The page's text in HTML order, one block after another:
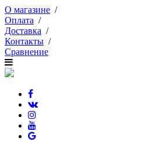
О магазине /
Оплата /
Доставка /
Контакты /
Сравнение